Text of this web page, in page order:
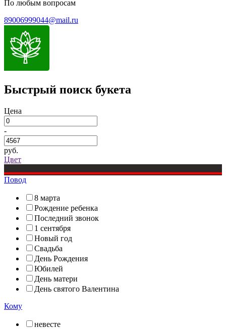
По любым вопросам
89006999044@mail.ru
Быстрый поиск букета
Цена
-
руб.
Цвет
Повод
8 марта
Рождение ребенка
Последний звонок
1 сентября
Новый год
Свадьба
День Рождения
Юбилей
День матери
День святого Валентина
Кому
невесте